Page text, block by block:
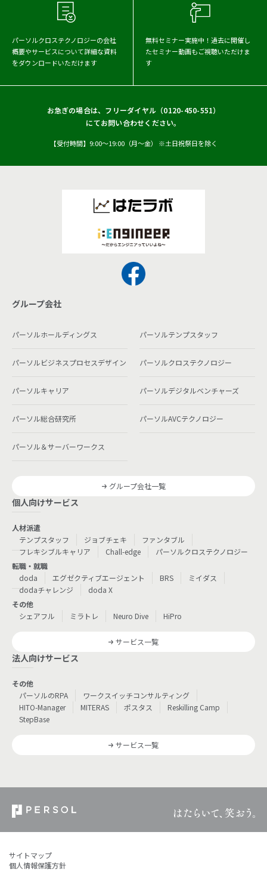
2017年
パーソルクロステクノロジーの会社
概要やサービスについて詳細な資料
をダウンロードいただけます
無料セミナー実施中！ 過去に開催し
たセミナー動画もご視聴いただけま
す
お急ぎの場合は、フリーダイヤル（0120-450-551）
にてお問い合わせください。
【受付時間】9:00〜19:00（月〜金） ※土日祝祭日を除く
グループ会社
パーソルホールディングス パーソルテンプスタッフ
パーソルビジネスプロセスデザイン パーソルクロステクノロジー
パーソルキャリア パーソルデジタルベンチャーズ
パーソル総合研究所 パーソルAVCテクノロジー
パーソル＆サーバーワークス
グループ会社一覧
個人向けサービス
人材派遣
テンプスタッフ
ジョブチェキ
ファンタブル
フレキシブルキャリア
Chall-edge
パーソルクロステクノロジー
転職・就職
doda
エグゼクティブエージェント BRS
ミイダス
dodaチャレンジ
doda X
その他
シェアフル
ミラトレ Neuro Dive HiPro
サービス一覧
法人向けサービス
その他
パーソルのRPA
ワークスイッチコンサルティング
HITO-Manager
MITERAS ポスタス
Reskilling Camp
StepBase
サービス一覧
サイトマップ
個人情報保護方針